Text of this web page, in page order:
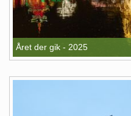
Året der gik - 2025